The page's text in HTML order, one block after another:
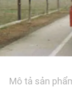
TIN
TỨC
YÊU
Mô tả sản